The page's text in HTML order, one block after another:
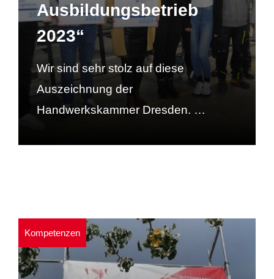
Ausbildungsbetrieb
2023“
Wir sind sehr stolz auf diese
Auszeichnung der
Handwerkskammer Dresden. …
Kompetenzen